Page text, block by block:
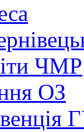
ЧМР
ОЗ